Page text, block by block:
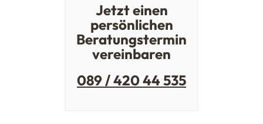
Jetzt einen
persönlichen
Beratungstermin
vereinbaren
089 / 420 44 535